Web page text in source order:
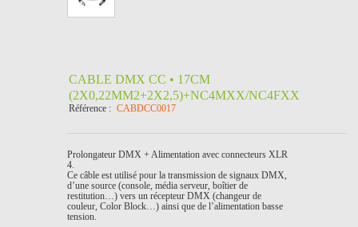
CABLE DMX CC • 17CM
(2X0,22MM2+2X2,5)+NC4MXX/NC4FXX
Référence : CABDCC0017
Prolongateur DMX + Alimentation avec connecteurs XLR
4.
Ce câble est utilisé pour la transmission de signaux DMX,
d’une source (console, média serveur, boîtier de
restitution…) vers un récepteur DMX (changeur de
couleur, Color Block…) ainsi que de l’alimentation basse
tension.